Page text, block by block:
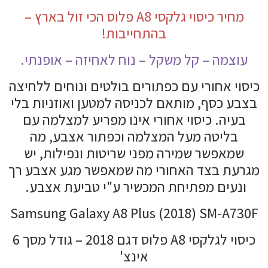
מחיר כיסוי גלקסי A8 פלוס הכי זול בארץ –
בהתחייבות!
עוצמה – קל משקל – נוח לאחיזה – אופנתי.
כיסוי אחורי עם כפתורים בולטים ונוחים ללחיצה
בצבע כסף, מותאם לכניסה למטען ואוזניות בלי
בעיה. כיסוי אחורי אינו מפריע למצלמה עם
בליטה מעל המצלמה וכפתור אצבע, מה
שמאפשר שמירה מפני שריטות ונפילות, יש
מגרעת בצד האחורי מה שמאפשר מגע אצבע רך
ונעים מפתיחת המכשיר ע"י טביעת אצבע.
כיסוי לגלקסי A8 פלוס דגם 2018 – גודל מסך 6
אינצ'